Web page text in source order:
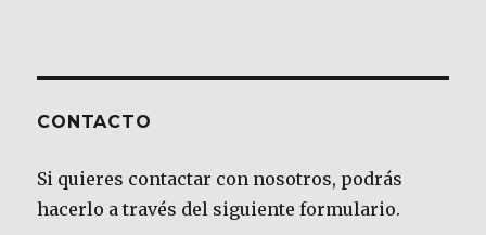
CONTACTO
Si quieres contactar con nosotros, podrás
hacerlo a través del siguiente formulario.